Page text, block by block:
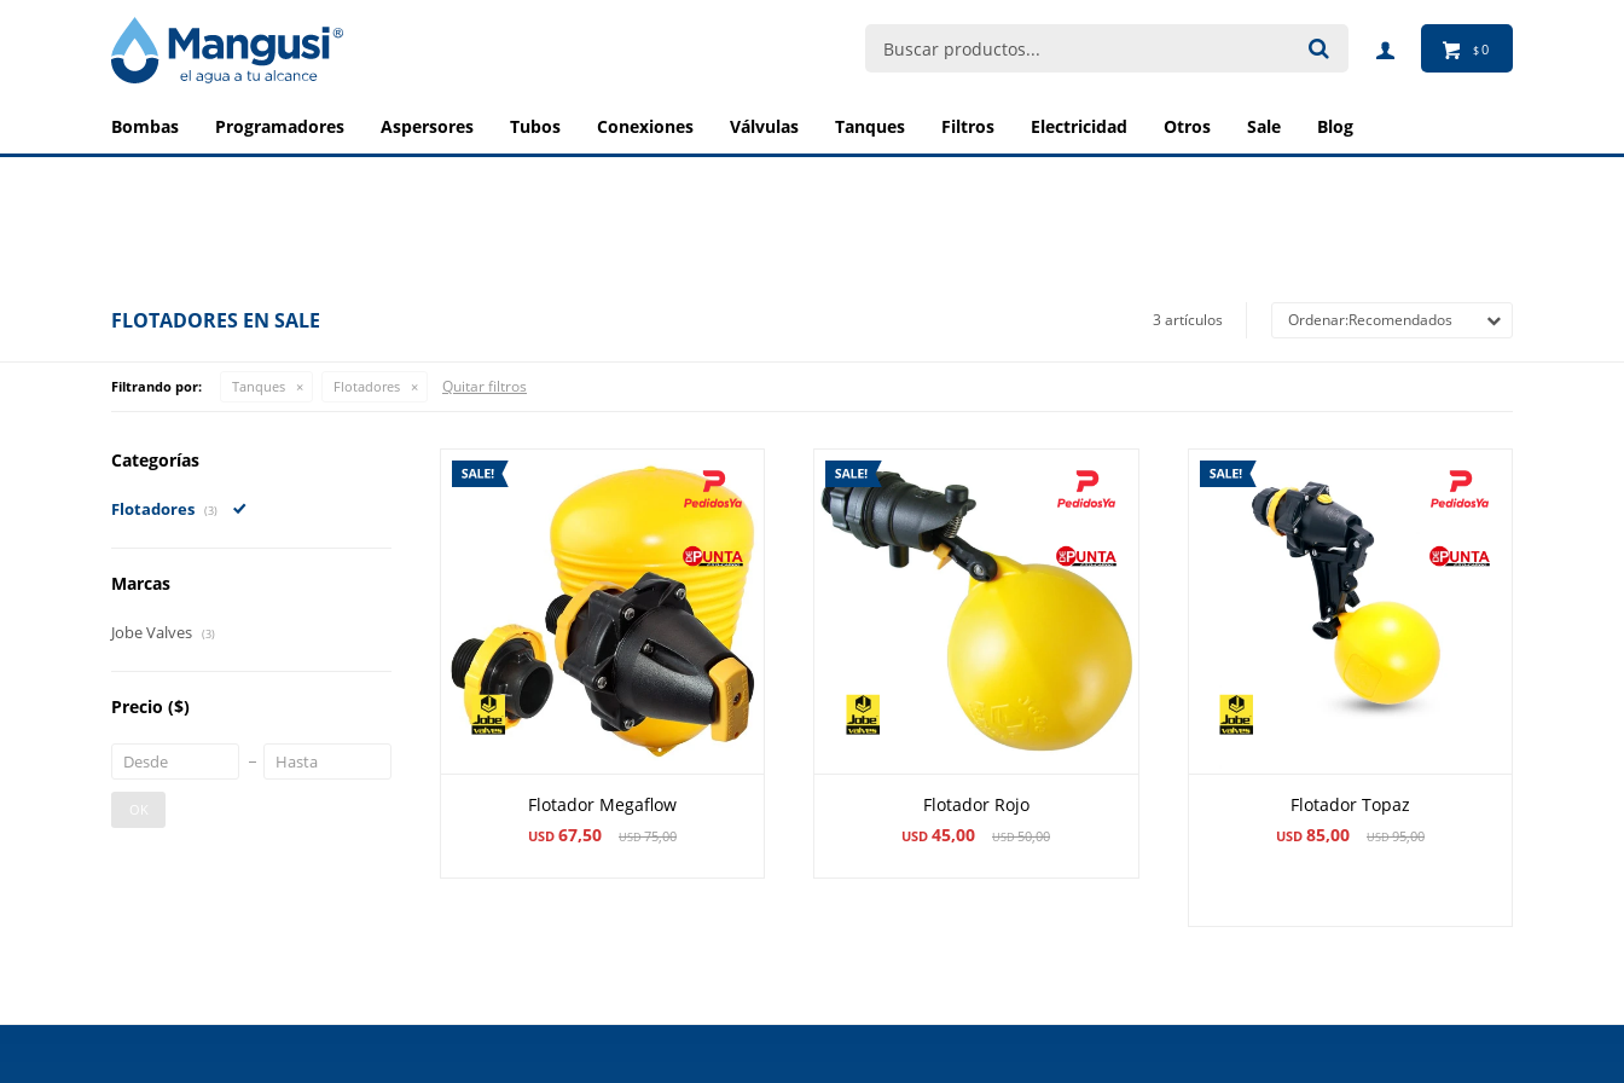
bombas programadores aspersores tubos conexiones válvulas tanques filtros electricidad otros sale blog
$0
FLOTADORES EN SALE 3 artículos Recomendados
Filtrando por: Tanques Flotadores Quitar filtros
Flotador Megaflow
USD 67,50 USD75,00
Flotador Rojo
USD 45,00 USD50,00
Flotador Topaz
USD 85,00 USD95,00
Categorías
Flotadores (3)
Marcas
Jobe Valves (3)
Precio ($)
OK